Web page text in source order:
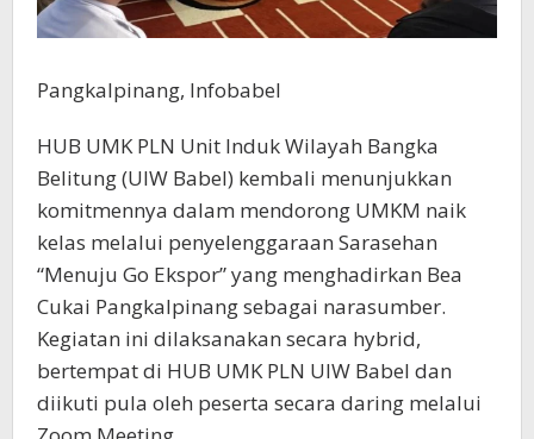
Pangkalpinang, Infobabel
HUB UMK PLN Unit Induk Wilayah Bangka
Belitung (UIW Babel) kembali menunjukkan
komitmennya dalam mendorong UMKM naik
kelas melalui penyelenggaraan Sarasehan
“Menuju Go Ekspor” yang menghadirkan Bea
Cukai Pangkalpinang sebagai narasumber.
Kegiatan ini dilaksanakan secara hybrid,
bertempat di HUB UMK PLN UIW Babel dan
diikuti pula oleh peserta secara daring melalui